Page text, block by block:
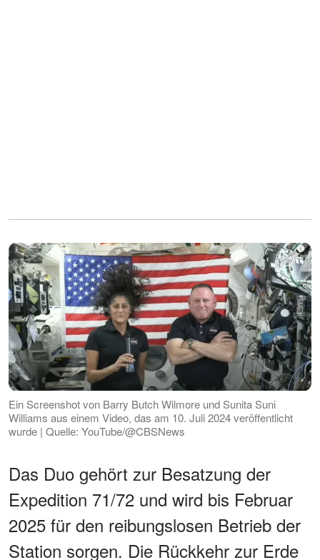
Ein Screenshot von Barry Butch Wilmore und Sunita Suni
Williams aus einem Video, das am 10. Juli 2024 veröffentlicht
wurde | Quelle: YouTube/@CBSNews
Das Duo gehört zur Besatzung der
Expedition 71/72 und wird bis Februar
2025 für den reibungslosen Betrieb der
Station sorgen. Die Rückkehr zur Erde